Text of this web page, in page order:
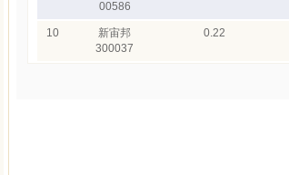
00586
10
新宙邦
300037
0.22